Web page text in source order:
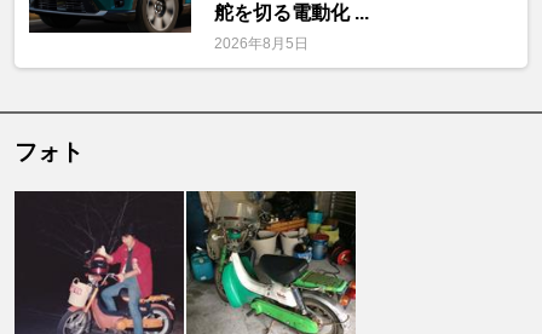
舵を切る電動化 ...
2026年8月5日
フォト